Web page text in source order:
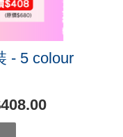
- 5 colour